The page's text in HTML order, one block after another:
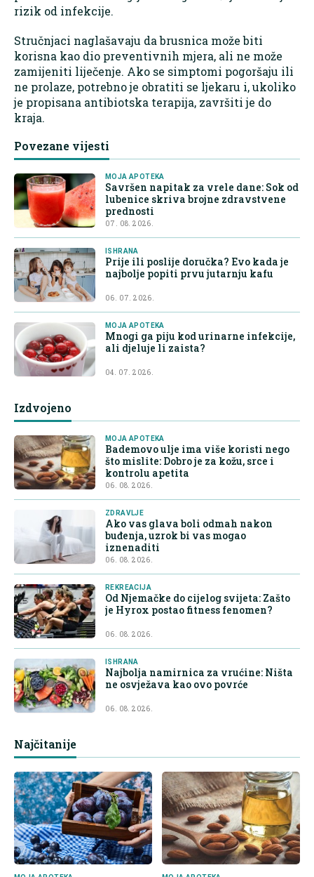
rizik od infekcije.
Stručnjaci naglašavaju da brusnica može biti
korisna kao dio preventivnih mjera, ali ne može
zamijeniti liječenje. Ako se simptomi pogoršaju ili
ne prolaze, potrebno je obratiti se ljekaru i, ukoliko
je propisana antibiotska terapija, završiti je do
kraja.
Povezane vijesti
MOJA APOTEKA
Savršen napitak za vrele dane: Sok od
lubenice skriva brojne zdravstvene
prednosti
07. 08. 2026.
ISHRANA
Prije ili poslije doručka? Evo kada je
najbolje popiti prvu jutarnju kafu
06. 07. 2026.
MOJA APOTEKA
Mnogi ga piju kod urinarne infekcije,
ali djeluje li zaista?
04. 07. 2026.
Izdvojeno
MOJA APOTEKA
Bademovo ulje ima više koristi nego
što mislite: Dobro je za kožu, srce i
kontrolu apetita
06. 08. 2026.
ZDRAVLJE
Ako vas glava boli odmah nakon
buđenja, uzrok bi vas mogao
iznenaditi
06. 08. 2026.
REKREACIJA
Od Njemačke do cijelog svijeta: Zašto
je Hyrox postao fitness fenomen?
06. 08. 2026.
ISHRANA
Najbolja namirnica za vrućine: Ništa
ne osvježava kao ovo povrće
06. 08. 2026.
Najčitanije